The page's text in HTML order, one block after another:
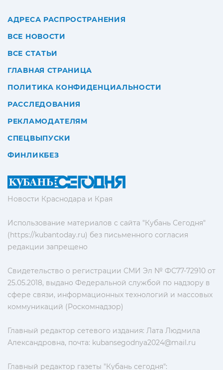
Новости Краснодара и Края
Использование материалов с сайта "Кубань Сегодня"
(https://kubantoday.ru) без письменного согласия
редакции запрещено
Свидетельство о регистрации СМИ Эл № ФС77-72910 от
25.05.2018, выдано Федеральной службой по надзору в
сфере связи, информационных технологий и массовых
коммуникаций (Роскомнадзор)
Главный редактор сетевого издания: Лата Людмила
Александровна, почта: kubansegodnya2024@mail.ru
Главный редактор газеты "Кубань сегодня":
АДРЕСА РАСПРОСТРАНЕНИЯ
ВСЕ НОВОСТИ
ВСЕ СТАТЬИ
ГЛАВНАЯ СТРАНИЦА
ПОЛИТИКА КОНФИДЕНЦИАЛЬНОСТИ
РАССЛЕДОВАНИЯ
РЕКЛАМОДАТЕЛЯМ
СПЕЦВЫПУСКИ
ФИНЛИКБЕЗ